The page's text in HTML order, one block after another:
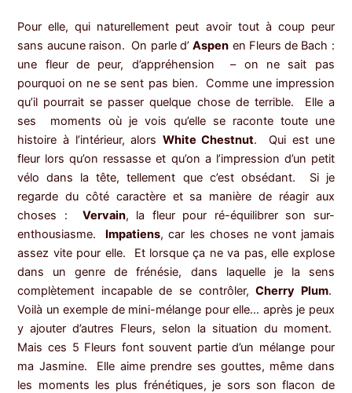
Pour elle, qui naturellement peut avoir tout à coup peur
sans aucune raison. On parle d’Aspen en Fleurs de Bach :
une fleur de peur, d’appréhension – on ne sait pas
pourquoi on ne se sent pas bien. Comme une impression
qu’il pourrait se passer quelque chose de terrible. Elle a
ses moments où je vois qu’elle se raconte toute une
histoire à l’intérieur, alors White Chestnut. Qui est une
fleur lors qu’on ressasse et qu’on a l’impression d’un petit
vélo dans la tête, tellement que c’est obsédant. Si je
regarde du côté caractère et sa manière de réagir aux
choses : Vervain, la fleur pour ré-équilibrer son sur-
enthousiasme. Impatiens, car les choses ne vont jamais
assez vite pour elle. Et lorsque ça ne va pas, elle explose
dans un genre de frénésie, dans laquelle je la sens
complètement incapable de se contrôler,Cherry Plum.
Voilà un exemple de mini-mélange pour elle… après je peux
y ajouter d’autres Fleurs, selon la situation du moment.
Mais ces 5 Fleurs font souvent partie d’un mélange pour
ma Jasmine. Elle aime prendre ses gouttes, même dans
les moments les plus frénétiques, je sors son flacon de